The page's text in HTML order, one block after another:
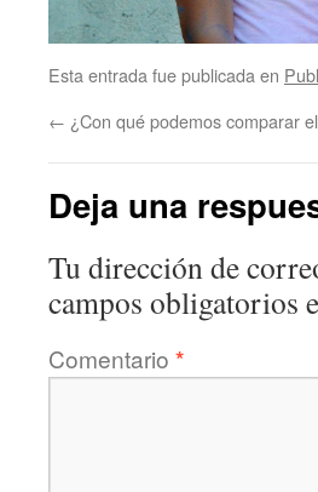
Esta entrada fue publicada en
← ¿Con qué podemos comparar
Deja una
Tu dirección de
campos obligatorios
Comentario *